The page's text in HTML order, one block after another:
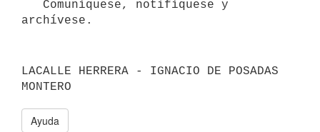
archívese.
LACALLE HERRERA - IGNACIO DE POSADAS
MONTERO
Ayuda